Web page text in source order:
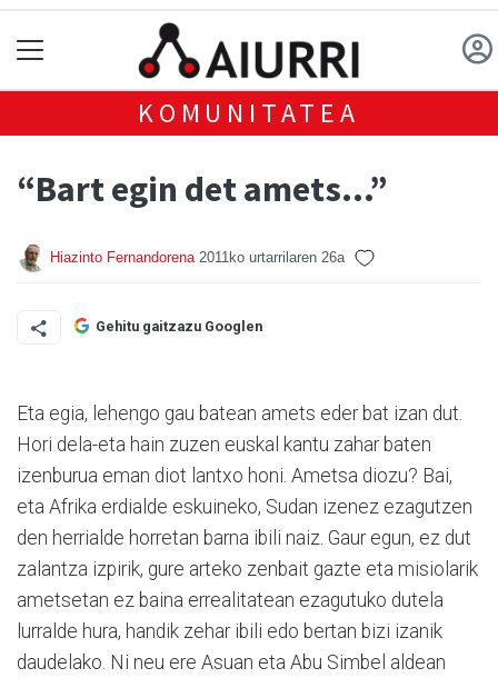
KOMUNITATEA
“Bart egin det amets...”
Hiazinto Fernandorena 2011ko urtarrilaren 26a
Gehitu gaitzazu Googlen
Eta egia, lehengo gau batean amets eder bat izan dut.
Hori dela-eta hain zuzen euskal kantu zahar baten
izenburua eman diot lantxo honi. Ametsa diozu? Bai,
eta Afrika erdialde eskuineko, Sudan izenez ezagutzen
den herrialde horretan barna ibili naiz. Gaur egun, ez dut
zalantza izpirik, gure arteko zenbait gazte eta misiolarik
ametsetan ez baina errealitatean ezagutuko dutela
lurralde hura, handik zehar ibili edo bertan bizi izanik
daudelako. Ni neu ere Asuan eta Abu Simbel aldean